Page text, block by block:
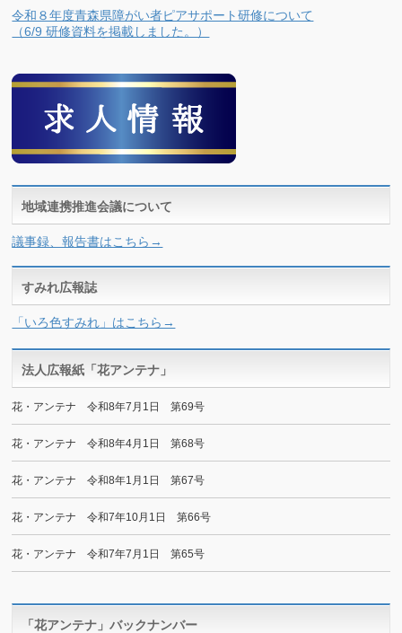
令和８年度青森県障がい者ピアサポート研修について
（6/9 研修資料を掲載しました。）
地域連携推進会議について
議事録、報告書はこちら→
すみれ広報誌
「いろ色すみれ」はこちら→
法人広報紙「花アンテナ」
花・アンテナ 令和8年7月1日 第69号
花・アンテナ 令和8年4月1日 第68号
花・アンテナ 令和8年1月1日 第67号
花・アンテナ 令和7年10月1日 第66号
花・アンテナ 令和7年7月1日 第65号
「花アンテナ」バックナンバー